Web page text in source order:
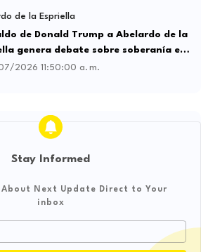
de la Espriella
de Donald Trump a Abelardo de la
genera debate sobre soberanía e
internacional
2026 11:50:00 a. m.
Stay Informed
Next Update Direct to Your
inbox